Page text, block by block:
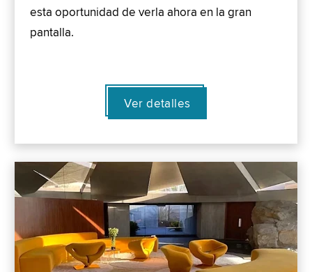
esta oportunidad de verla ahora en la gran
pantalla.
Ver detalles